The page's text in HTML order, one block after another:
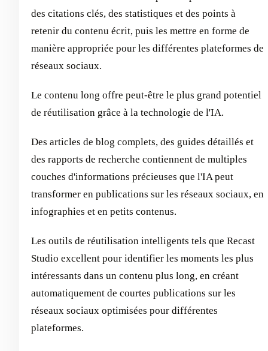
des citations clés, des statistiques et des points à
retenir du contenu écrit, puis les mettre en forme de
manière appropriée pour les différentes plateformes de
réseaux sociaux.
Le contenu long offre peut-être le plus grand potentiel
de réutilisation grâce à la technologie de l'IA.
Des articles de blog complets, des guides détaillés et
des rapports de recherche contiennent de multiples
couches d'informations précieuses que l'IA peut
transformer en publications sur les réseaux sociaux, en
infographies et en petits contenus.
Les outils de réutilisation intelligents tels que Recast
Studio excellent pour identifier les moments les plus
intéressants dans un contenu plus long, en créant
automatiquement de courtes publications sur les
réseaux sociaux optimisées pour différentes
plateformes.